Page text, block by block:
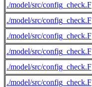
./model/src/config_check.F
./model/src/config_check.F
./model/src/config_check.F
./model/src/config_check.F
./model/src/config_check.F
./model/src/config_check.F